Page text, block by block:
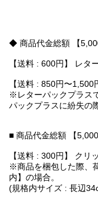
◆ 商品代金総額 【
【送料 : 600円】 レタ
【送料 : 850円〜1,500
※レターパックプラス
パックプラスに紛失の
■ 商品代金総額 【5,000
【送料 : 300円】 クリ
※商品を梱包した際、
内】の場合。
(規格内サイズ : 長辺